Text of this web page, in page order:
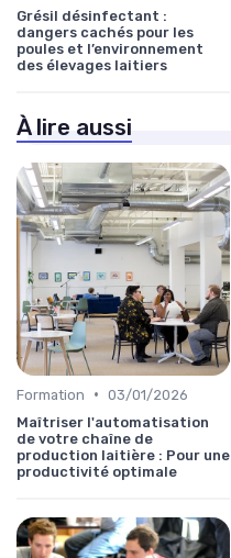
Grésil désinfectant :
dangers cachés pour les
poules et l’environnement
des élevages laitiers
À lire aussi
Formation • 03/01/2026
Maîtriser l'automatisation
de votre chaîne de
production laitière : Pour une
productivité optimale